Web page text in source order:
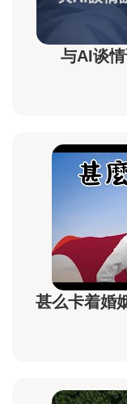
与AI谈
甚么卡着婚